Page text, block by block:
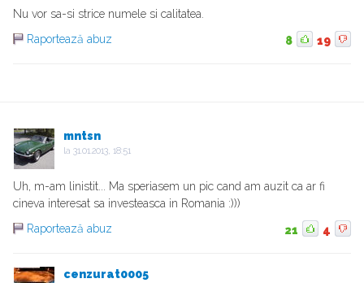
Nu vor sa-si strice numele si calitatea.
Raportează abuz
8 19
mntsn
la 31.01.2013, 18:51
Uh, m-am linistit... Ma speriasem un pic cand am auzit ca ar fi
cineva interesat sa investeasca in Romania :)))
Raportează abuz
21 4
cenzurat0005